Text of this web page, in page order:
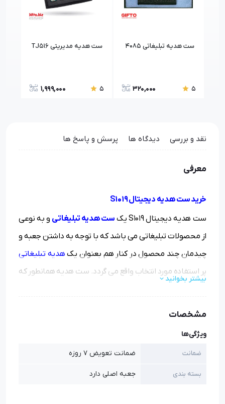
ست هدیه تبلیغاتی 4085
5
320,000
ست هدیه مدیریتی TJ516
5
1,999,000
نقد و بررسی دیدگاه ها پرسش و پاسخ ها
معرفی
خرید ست هدیه دیجیتال S1019
ست هدیه دیجیتال S1019 یک
ست هدیه تبلیغاتی و به نوعی
از محصولات تبلیغاتی می باشد که با توجه به داشتن جعبه و
چیدمان چند محصول در کنار هم بعنوان یک هدیه تبلیغاتی
پر استفاده مورد انتخاب واقع می گردد. ست هدیه همانطور که
بیشتر بخوانید
مشخصات
ویژگی‌ها
ضمانت ضمانت تعویض 7 روزه
بسته بندی جعبه اصلی دارد